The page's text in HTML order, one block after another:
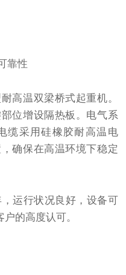
靠性
高温双梁桥式起重机。
位增设隔热板。电气系
缆采用硅橡胶耐高温电
确保在高温环境下稳定
运行状况良好，设备可
的高度认可。